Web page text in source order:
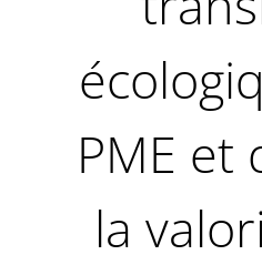
PME et
la